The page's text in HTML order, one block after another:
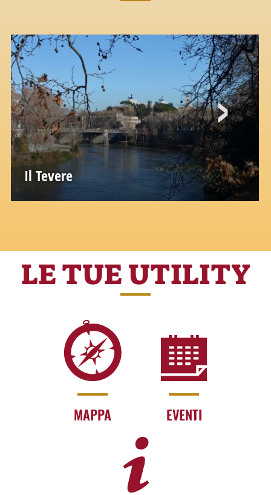
Il Tevere
Secondo la leggenda, la storia di Roma
LE TUE UTILITY
MAPPA EVENTI